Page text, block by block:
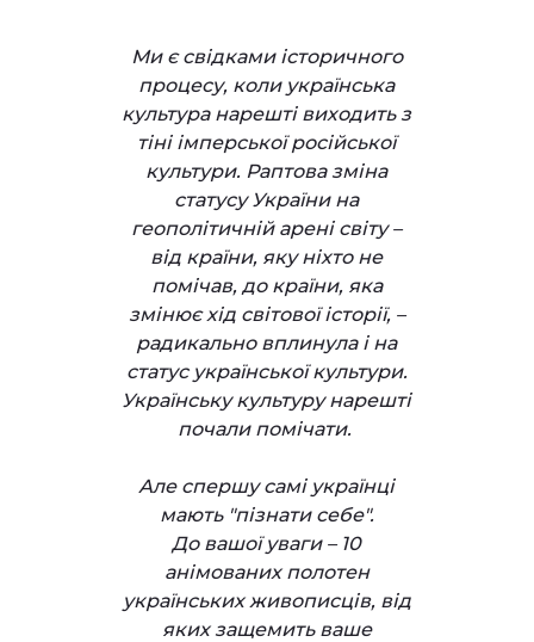
Ми є свідками історичного
процесу, коли українська
культура нарешті виходить з
тіні імперської російської
культури. Раптова зміна
статусу України на
геополітичній арені світу –
від країни, яку ніхто не
помічав, до країни, яка
змінює хід світової історії, –
радикально вплинула і на
статус української культури.
Українську культуру нарешті
почали помічати.
Але спершу самі українці
мають "пізнати себе".
До вашої уваги – 10
анімованих полотен
українських живописців, від
яких защемить ваше